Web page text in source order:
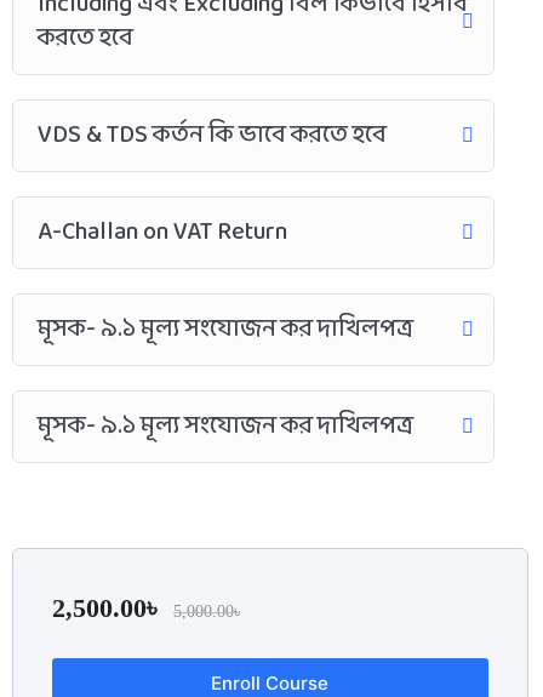
করতে হবে
VDS & TDS কর্তন কি ভাবে করতে হবে
A-Challan on VAT Return
মূসক- ৯.১ মূল্য সংযোজন কর দাখিলপত্র
মূসক- ৯.১ মূল্য সংযোজন কর দাখিলপত্র
2,500.00৳ 5,000.00৳
Enroll Course